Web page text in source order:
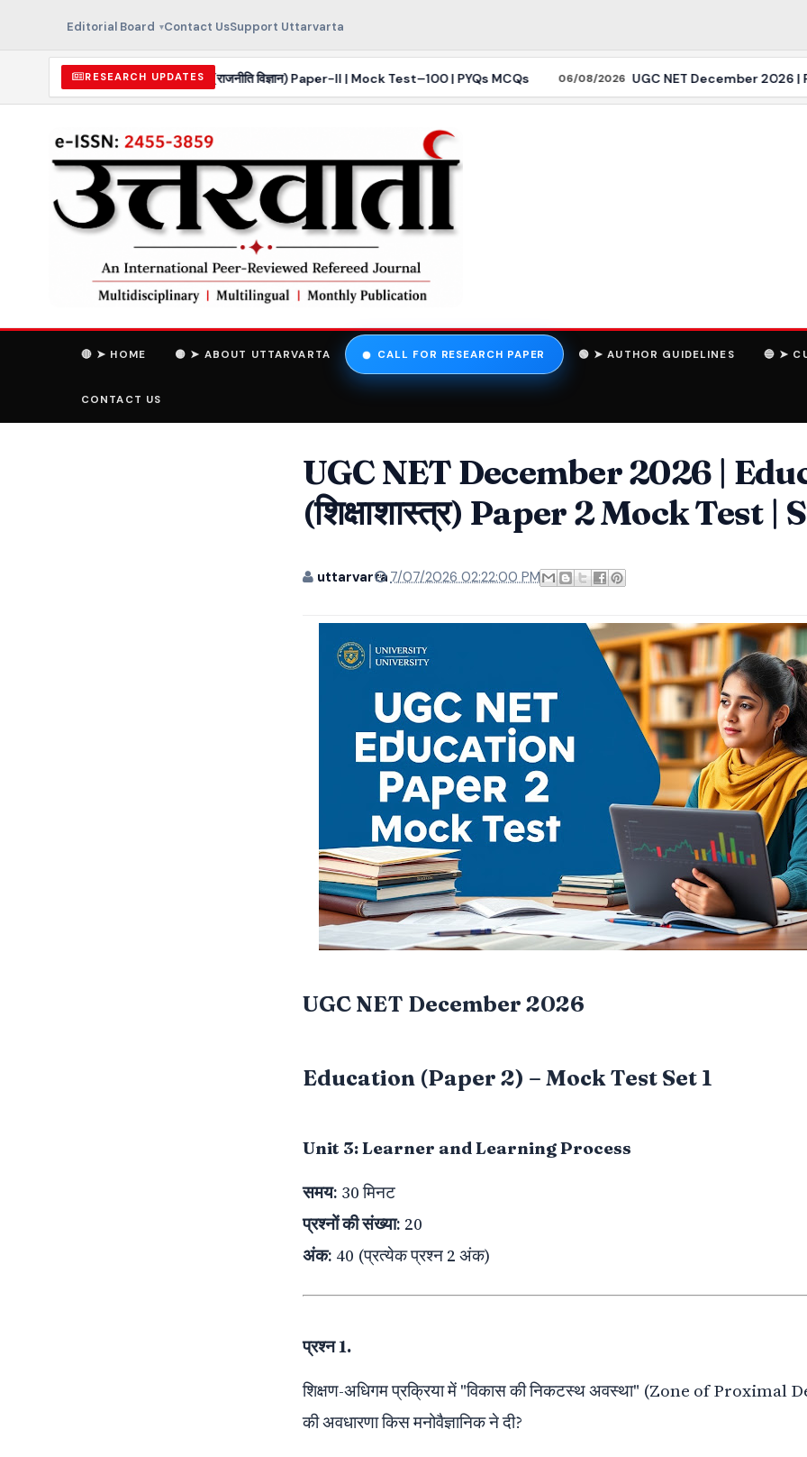
Editorial Board Contact UsSupport Uttarvarta
RESEARCH UPDATES
2026 | Political Science (राजनीति विज्ञान) Paper-II | Mock Test–100 | PYQs MCQs 06/08/2026 UGC NET December 2026 | Political
🔴 ➤ HOME 🟡 ➤ ABOUT UTTARVARTA CALL FOR RESEARCH PAPER 🟢 ➤ AUTHOR GUIDELINES 🔵 ➤
CONTACT US
UGC NET December 2026 |
(शिक्षाशास्त्र) Paper 2 Mock Test |
uttarvarta7/07/2026 02:22:00 PM
UGC NET December 2026
Education (Paper 2) – Mock Test Set 1
Unit 3: Learner and Learning Process
समय: 30 मिनट
प्रश्नों की संख्या: 20
अंक: 40 (प्रत्येक प्रश्न 2 अंक)
प्रश्न 1.
शिक्षण-अधिगम प्रक्रिया में "विकास की निकटस्थ अवस्था" (Zone of Proximal
की अवधारणा किस मनोवैज्ञानिक ने दी?